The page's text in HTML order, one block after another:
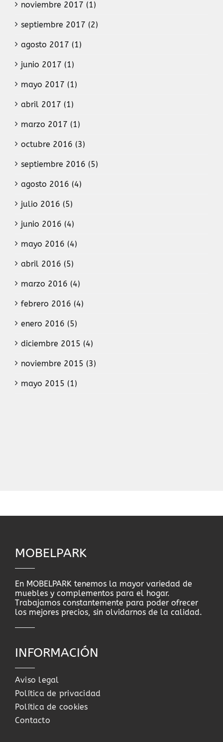
noviembre 2017 (1)
septiembre 2017 (2)
agosto 2017 (1)
junio 2017 (1)
mayo 2017 (1)
abril 2017 (1)
marzo 2017 (1)
octubre 2016 (3)
septiembre 2016 (5)
agosto 2016 (4)
julio 2016 (5)
junio 2016 (4)
mayo 2016 (4)
abril 2016 (5)
marzo 2016 (4)
febrero 2016 (4)
enero 2016 (5)
diciembre 2015 (4)
noviembre 2015 (3)
mayo 2015 (1)
MOBELPARK
En MOBELPARK tenemos la mayor variedad de
muebles y complementos para el hogar.
Trabajamos constantemente para poder ofrecer
los mejores precios, sin olvidarnos de la calidad.
INFORMACIÓN
Aviso legal
Política de privacidad
Política de cookies
Contacto